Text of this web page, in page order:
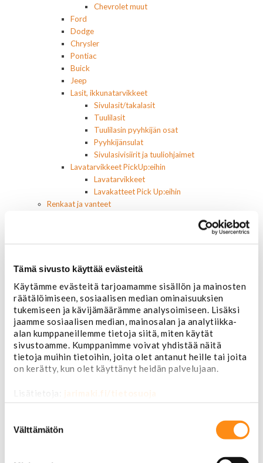
Tämä sivusto käyttää evästeitä
Käytämme evästeitä tarjoamamme sisällön ja mainosten
räätälöimiseen, sosiaalisen median ominaisuuksien
tukemiseen ja kävijämäärämme analysoimiseen. Lisäksi
jaamme sosiaalisen median, mainosalan ja analytiikka-
alan kumppaneillemme tietoja siitä, miten käytät
sivustoamme. Kumppanimme voivat yhdistää näitä
tietoja muihin tietoihin, joita olet antanut heille tai joita
on kerätty, kun olet käyttänyt heidän palvelujaan.
Lisätietoja: jarimaki.fi/tietosuoja
valinta
Välttämätön
Chevrolet muut
Ford
Dodge
Chrysler
Pontiac
Buick
Jeep
Lasit, ikkunatarvikkeet
Sivulasit/takalasit
Tuulilasit
Tuulilasin pyyhkijän osat
Pyyhkijänsulat
Sivulasivisiirit ja tuuliohjaimet
Lavatarvikkeet PickUp:eihin
Lavatarvikkeet
Lavakatteet Pick Up:eihin
Renkaat ja vanteet
Renkaat 15"
Renkaat 16,5"
Renkaat 17"
Renkaat 18"
Renkaat 20"
Renkaat 22"
Renkaat 24"
Vanteet ja tarvikkeet
Pölykapselit, keskiöt, spinnerit
Vannetarvikkeet
14 tuumaiset vanteet